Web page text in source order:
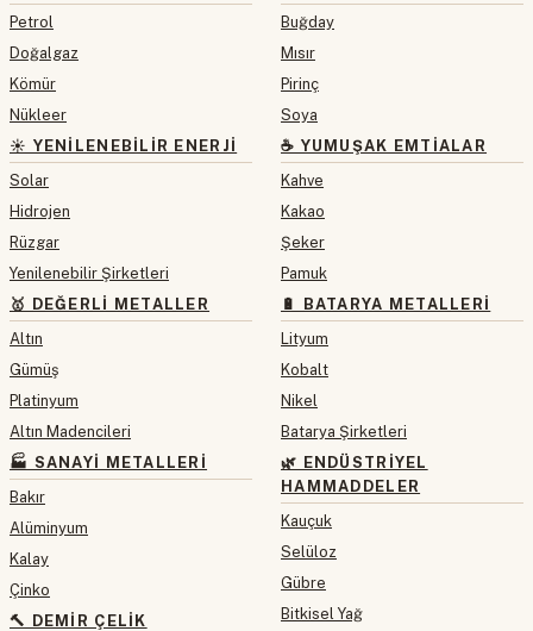
Petrol
Doğalgaz
Kömür
Nükleer
☀️ YENILENEBILIR ENERJI
Solar
Hidrojen
Rüzgar
Yenilenebilir Şirketleri
🥇 DEĞERLI METALLER
Altın
Gümüş
Platinyum
Altın Madencileri
🏭 SANAYI METALLERI
Bakır
Alüminyum
Kalay
Çinko
🔨 DEMIR ÇELIK
Buğday
Mısır
Pirinç
Soya
☕ YUMUŞAK EMTIALAR
Kahve
Kakao
Şeker
Pamuk
🔋 BATARYA METALLERI
Lityum
Kobalt
Nikel
Batarya Şirketleri
🌿 ENDÜSTRIYEL
HAMMADDELER
Kauçuk
Selüloz
Gübre
Bitkisel Yağ